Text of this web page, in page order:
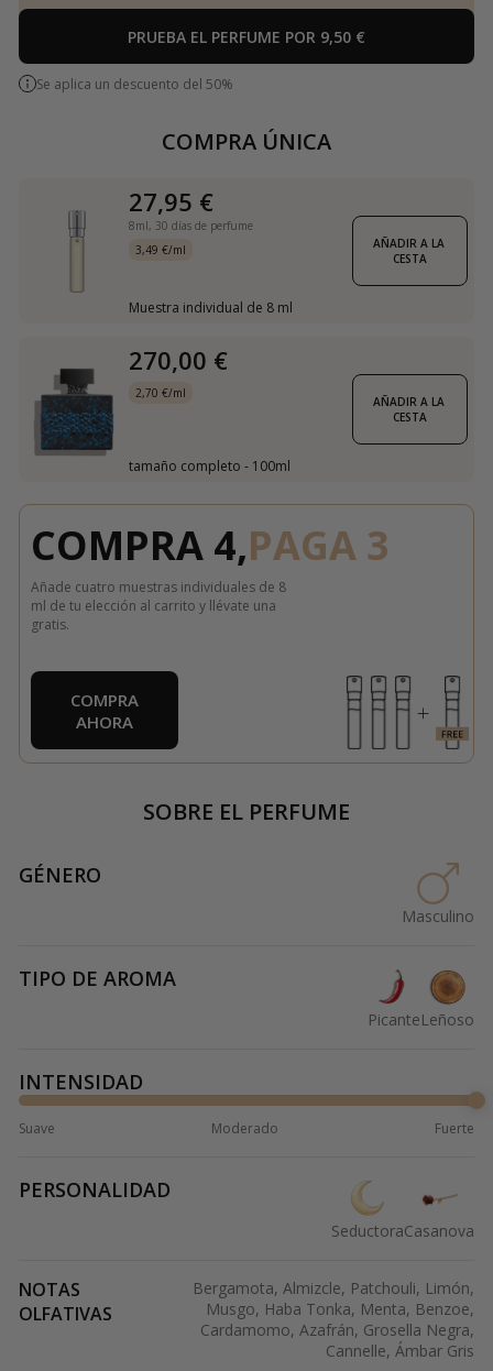
PRUEBA EL PERFUME POR 9,50 €
Se aplica un descuento del 50%
COMPRA ÚNICA
27,95 €
8ml, 30 días de perfume
3,49 €/ml
Muestra individual de 8 ml
AÑADIR A LA
CESTA
270,00 €
2,70 €/ml
tamaño completo - 100ml
AÑADIR A LA
CESTA
COMPRA 4,PAGA 3
Añade cuatro muestras individuales de 8
ml de tu elección al carrito y llévate una
gratis.
COMPRA
AHORA
SOBRE EL PERFUME
GÉNERO
Masculino
TIPO DE AROMA
PicanteLeñoso
INTENSIDAD
Suave Moderado Fuerte
PERSONALIDAD
SeductoraCasanova
NOTAS
OLFATIVAS
Bergamota, Almizcle, Patchouli, Limón,
Musgo, Haba Tonka, Menta, Benzoe,
Cardamomo, Azafrán, Grosella Negra,
Cannelle, Ámbar Gris